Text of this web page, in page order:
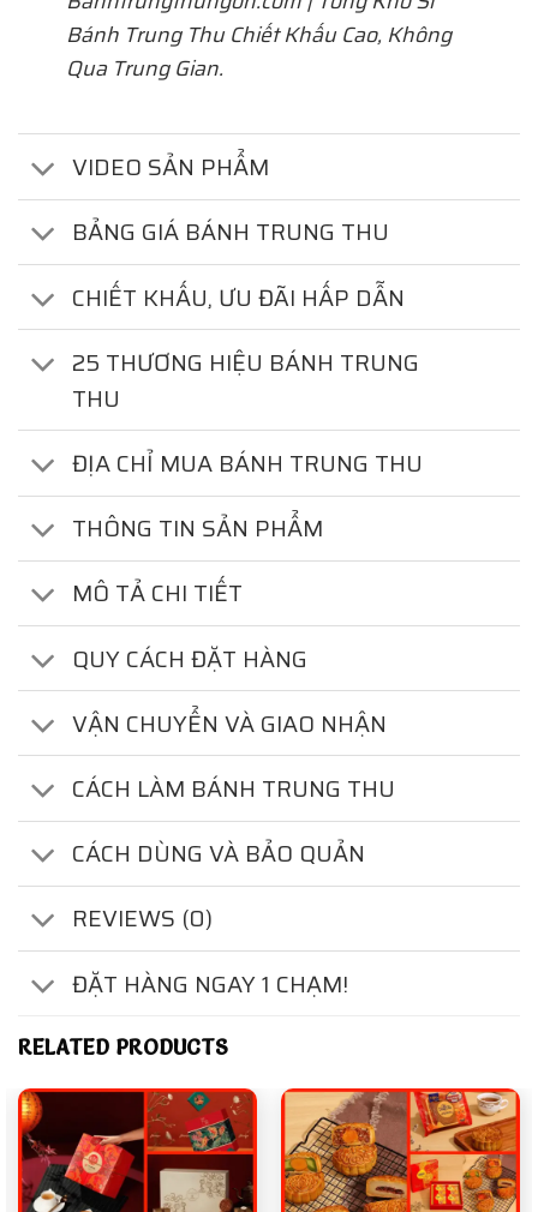
Bánh Trung Thu Chiết Khấu Cao, Không
Qua Trung Gian.
VIDEO SẢN PHẨM
BẢNG GIÁ BÁNH TRUNG THU
CHIẾT KHẤU, ƯU ĐÃI HẤP DẪN
25 THƯƠNG HIỆU BÁNH TRUNG
THU
ĐỊA CHỈ MUA BÁNH TRUNG THU
THÔNG TIN SẢN PHẨM
MÔ TẢ CHI TIẾT
QUY CÁCH ĐẶT HÀNG
VẬN CHUYỂN VÀ GIAO NHẬN
CÁCH LÀM BÁNH TRUNG THU
CÁCH DÙNG VÀ BẢO QUẢN
REVIEWS (0)
ĐẶT HÀNG NGAY 1 CHẠM!
RELATED PRODUCTS